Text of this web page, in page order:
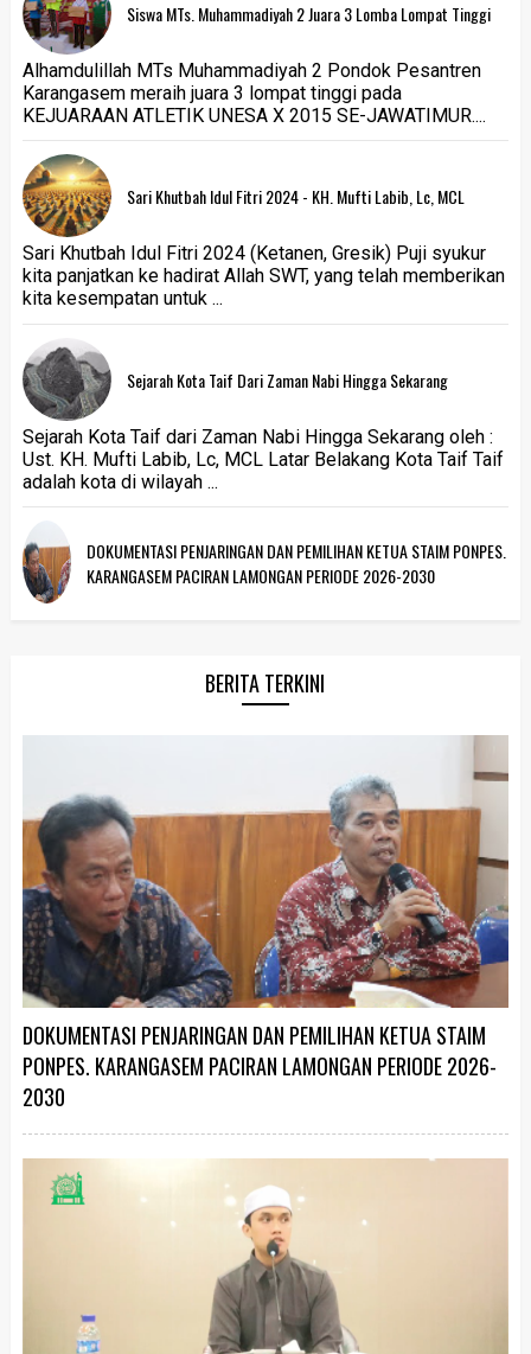
Siswa MTs. Muhammadiyah 2 Juara 3 Lomba Lompat Tinggi
Alhamdulillah MTs Muhammadiyah 2 Pondok Pesantren
Karangasem meraih juara 3 lompat tinggi pada
KEJUARAAN ATLETIK UNESA X 2015 SE-JAWATIMUR....
Sari Khutbah Idul Fitri 2024 - KH. Mufti Labib, Lc, MCL
Sari Khutbah Idul Fitri 2024 (Ketanen, Gresik) Puji syukur
kita panjatkan ke hadirat Allah SWT, yang telah memberikan
kita kesempatan untuk ...
Sejarah Kota Taif Dari Zaman Nabi Hingga Sekarang
Sejarah Kota Taif dari Zaman Nabi Hingga Sekarang oleh :
Ust. KH. Mufti Labib, Lc, MCL Latar Belakang Kota Taif Taif
adalah kota di wilayah ...
DOKUMENTASI PENJARINGAN DAN PEMILIHAN KETUA STAIM PONPES.
KARANGASEM PACIRAN LAMONGAN PERIODE 2026-2030
BERITA TERKINI
DOKUMENTASI PENJARINGAN DAN PEMILIHAN KETUA STAIM
PONPES. KARANGASEM PACIRAN LAMONGAN PERIODE 2026-
2030